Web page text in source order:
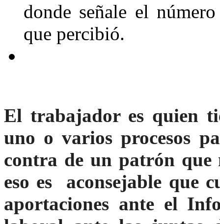
donde señale el
que percibió.
El trabajador es quien
uno o varios procesos
contra de un patrón
eso es aconsejable que
aportaciones ante el